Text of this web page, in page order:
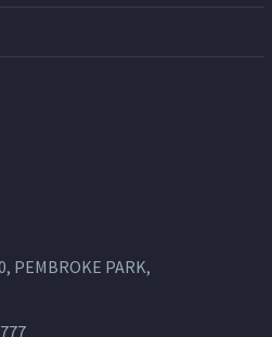
PEMBROKE PARK,